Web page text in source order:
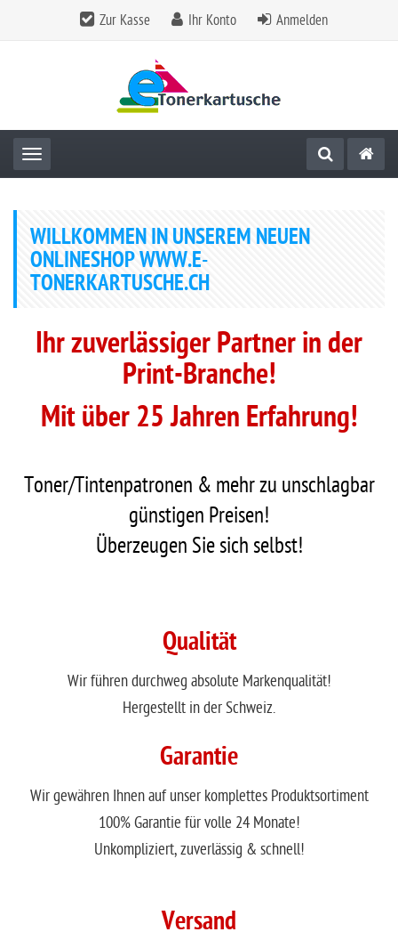
Zur Kasse Ihr Konto Anmelden
Toggle navigation
WILLKOMMEN IN UNSEREM NEUEN
ONLINESHOP WWW.E-
TONERKARTUSCHE.CH
Ihr zuverlässiger Partner in der
Print-Branche!
Mit über 25 Jahren Erfahrung!
Toner/Tintenpatronen & mehr zu unschlagbar
günstigen Preisen!
Überzeugen Sie sich selbst!
Qualität
Wir führen durchweg absolute Markenqualität!
Hergestellt in der Schweiz.
Garantie
Wir gewähren Ihnen auf unser komplettes Produktsortiment
100% Garantie für volle 24 Monate!
Unkompliziert, zuverlässig & schnell!
Versand